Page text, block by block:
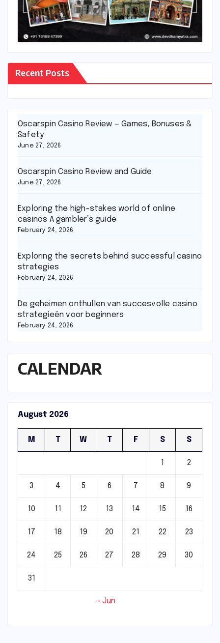
Recent Posts
Oscarspin Casino Review — Games, Bonuses &
Safety
June 27, 2026
Oscarspin Casino Review and Guide
June 27, 2026
Exploring the high-stakes world of online
casinos A gambler’s guide
February 24, 2026
Exploring the secrets behind successful casino
strategies
February 24, 2026
De geheimen onthullen van succesvolle casino
strategieën voor beginners
February 24, 2026
CALENDAR
August 2026
M T W T F S S
1 2
3 4 5 6 7 8 9
10 11 12 13 14 15 16
17 18 19 20 21 22 23
24 25 26 27 28 29 30
31
« Jun